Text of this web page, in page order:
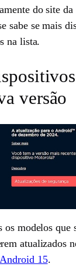
do site
sabe se mais
na lista.
versão
os modelos que
atualizados
15.